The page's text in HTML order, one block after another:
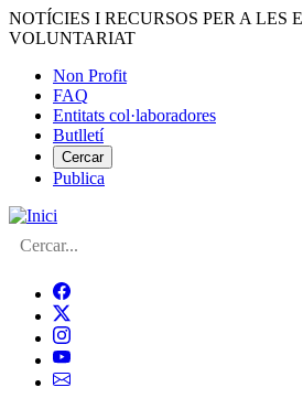
Vés
al
NOTÍCIES I RECURSOS PER A LES
VOLUNTARIAT
Menú
del
compte
d'usuari
Non Profit
FAQ
Entitats col·laboradores
Butlletí
Cercar
Publica
Cerca